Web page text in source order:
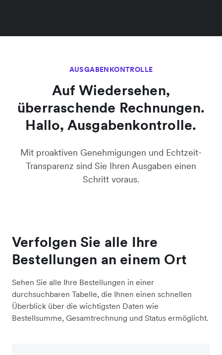
AUSGABENKONTROLLE
Auf Wiedersehen,
überraschende Rechnungen.
Hallo, Ausgabenkontrolle.
Mit proaktiven Genehmigungen und Echtzeit-
Transparenz sind Sie Ihren Ausgaben einen
Schritt voraus.
Verfolgen Sie alle Ihre
Bestellungen an einem Ort
Sehen Sie alle Ihre Bestellungen in einer
durchsuchbaren Tabelle, die Ihnen einen schnellen
Überblick über die wichtigsten Daten wie
Bestellsumme, Gesamtrechnung und Status ermöglicht.